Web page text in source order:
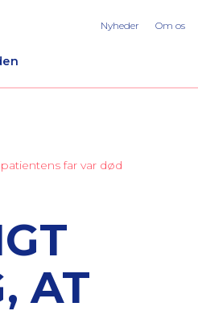
Nyheder Om os
far var død
AT